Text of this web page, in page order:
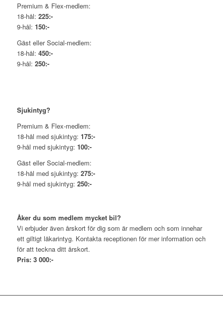
Premium & Flex-medlem:
18-hål: 225:-
9-hål: 150:-
Gäst eller Social-medlem:
18-hål: 450:-
9-hål: 250:-
Sjukintyg?
Premium & Flex-medlem:
18-hål med sjukintyg: 175:-
9-hål med sjukintyg: 100:-
Gäst eller Social-medlem:
18-hål med sjukintyg: 275:-
9-hål med sjukintyg: 250:-
Åker du som medlem mycket bil?
Vi erbjuder även årskort för dig som är medlem och som innehar
ett giltigt läkarintyg. Kontakta receptionen för mer information och
för att teckna ditt årskort.
Pris: 3 000:-